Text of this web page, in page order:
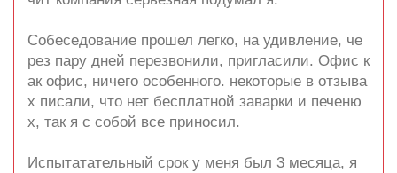
Собеседование прошел легко, на удивление, че
рез пару дней перезвонили, пригласили. Офис к
ак офис, ничего особенного. некоторые в отзыва
х писали, что нет бесплатной заварки и печеню
х, так я с собой все приносил.
Испытатательный срок у меня был 3 месяца, я